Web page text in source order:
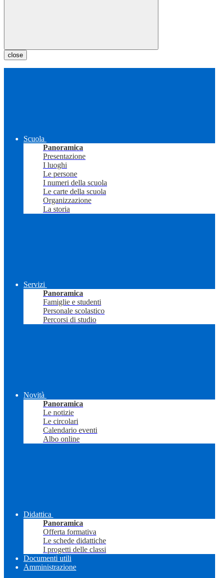
close
Scuola
Panoramica
Presentazione
I luoghi
Le persone
I numeri della scuola
Le carte della scuola
Organizzazione
La storia
Servizi
Panoramica
Famiglie e studenti
Personale scolastico
Percorsi di studio
Novità
Panoramica
Le notizie
Le circolari
Calendario eventi
Albo online
Didattica
Panoramica
Offerta formativa
Le schede didattiche
I progetti delle classi
Documenti utili
Amministrazione